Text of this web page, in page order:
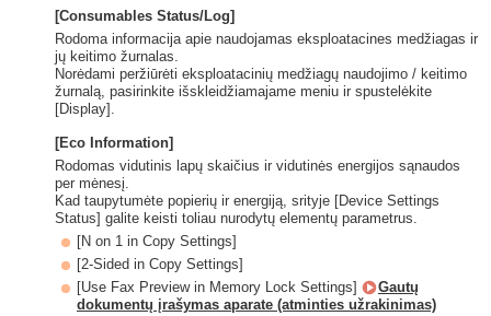
[Consumables Status/Log]
Rodoma informacija apie naudojamas eksploatacines medžiagas ir
jų keitimo žurnalas.
Norėdami peržiūrėti eksploatacinių medžiagų naudojimo / keitimo
žurnalą, pasirinkite išskleidžiamajame meniu ir spustelėkite
[Display].
[Eco Information]
Rodomas vidutinis lapų skaičius ir vidutinės energijos sąnaudos
per mėnesį.
Kad taupytumėte popierių ir energiją, srityje [Device Settings
Status] galite keisti toliau nurodytų elementų parametrus.
[N on 1 in Copy Settings]
[2-Sided in Copy Settings]
[Use Fax Preview in Memory Lock Settings]
Gautų
dokumentų įrašymas aparate (atminties užrakinimas)